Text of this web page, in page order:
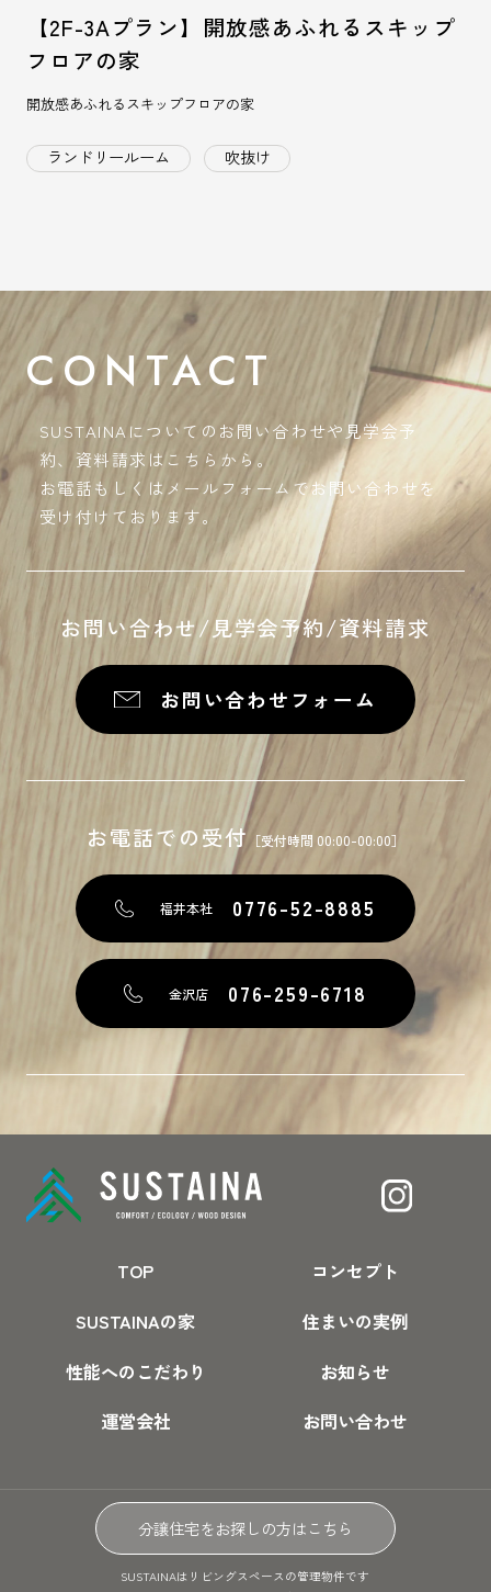
【2F-3Aプラン】開放感あふれるスキップ
フロアの家
開放感あふれるスキップフロアの家
ランドリールーム 吹抜け
CONTACT
SUSTAINAについてのお問い合わせや見学会予
約、資料請求はこちらから。
お電話もしくはメールフォームでお問い合わせを
受け付けております。
お問い合わせ/見学会予約/資料請求
お問い合わせフォーム
お電話での受付［受付時間 00:00-00:00］
福井本社 0776-52-8885
金沢店 076-259-6718
TOP
コンセプト
SUSTAINAの家
住まいの実例
性能へのこだわり
お知らせ
運営会社
お問い合わせ
分譲住宅をお探しの方はこちら
SUSTAINAはリビングスペースの管理物件です